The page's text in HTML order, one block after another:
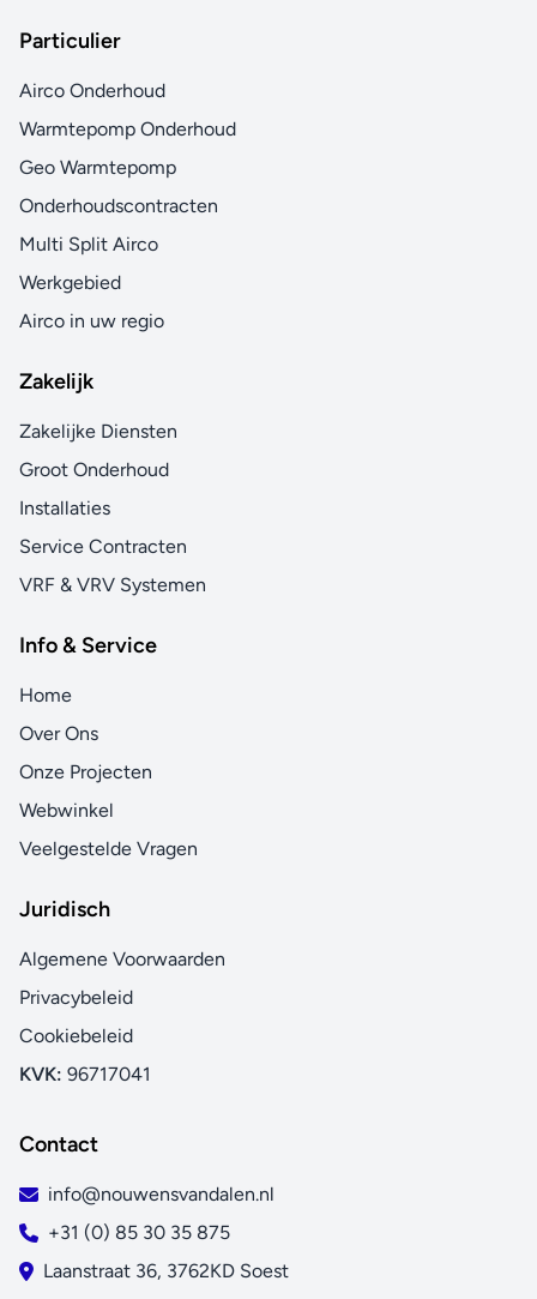
Particulier
Airco Onderhoud
Warmtepomp Onderhoud
Geo Warmtepomp
Onderhoudscontracten
Multi Split Airco
Werkgebied
Airco in uw regio
Zakelijk
Zakelijke Diensten
Groot Onderhoud
Installaties
Service Contracten
VRF & VRV Systemen
Info & Service
Home
Over Ons
Onze Projecten
Webwinkel
Veelgestelde Vragen
Juridisch
Algemene Voorwaarden
Privacybeleid
Cookiebeleid
KVK: 96717041
Contact
info@nouwensvandalen.nl
+31 (0) 85 30 35 875
Laanstraat 36, 3762KD Soest